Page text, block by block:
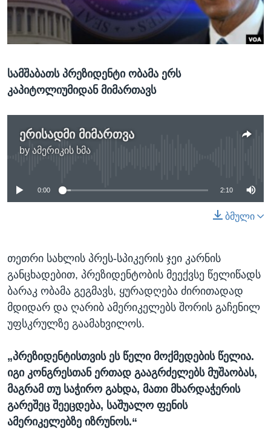
ᲡᲢᲣᲓᲘᲐ ᲕᲐᲨᲘᲜᲒᲢᲝᲜᲘ
ᲔᲙᲝᲜᲝᲛᲘᲙᲐ
ᲯᲐᲜᲛᲠᲗᲔᲚᲝᲑᲐ
ᲘᲜᲢᲔᲠᲕᲘᲣ
ᲙᲣᲚᲢᲣᲠᲐ
ᲓᲔᲖᲘᲜᲤᲝᲠᲛᲐᲪᲘᲐ
Learning English
სამშაბათს პრეზიდენტი ობამა ერს
კაპიტოლიუმიდან მიმართავს
ერისადმი მიმართვა
by ამერიკის ხმა
No media source currently available
0:00 2:10
ბმული
თეთრი სახლის პრეს-სპიკერის ჯეი კარნის
განცხადებით, პრეზიდენტობის მეექვსე წელიწადს
ბარაკ ობამა გეგმავს, ყურადღება ძირითადად
მდიდარ და ღარიბ ამერიკელებს შორის გაჩენილ
უფსკრულზე გაამახვილოს.
„პრეზიდენტისთვის ეს წელი მოქმედების წელია.
იგი კონგრესთან ერთად გააგრძელებს მუშაობას,
მაგრამ თუ საჭირო გახდა, მათი მხარდაჭერის
გარეშეც შეეცდება, საშუალო ფენის
ამერიკელებზე იზრუნოს.“